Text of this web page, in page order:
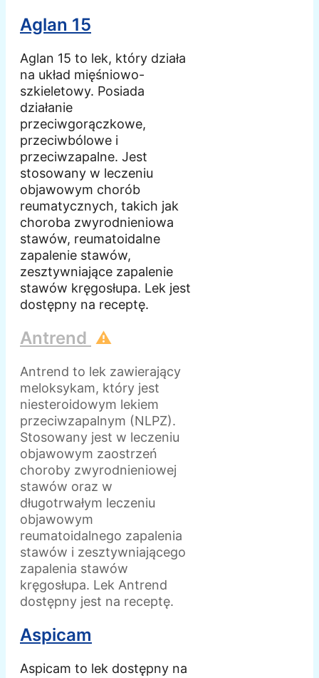
Aglan 15
Aglan 15 to lek, który działa
na układ mięśniowo-
szkieletowy. Posiada
działanie
przeciwgorączkowe,
przeciwbólowe i
przeciwzapalne. Jest
stosowany w leczeniu
objawowym chorób
reumatycznych, takich jak
choroba zwyrodnieniowa
stawów, reumatoidalne
zapalenie stawów,
zesztywniające zapalenie
stawów kręgosłupa. Lek jest
dostępny na receptę.
Antrend ⚠️
Antrend to lek zawierający
meloksykam, który jest
niesteroidowym lekiem
przeciwzapalnym (NLPZ).
Stosowany jest w leczeniu
objawowym zaostrzeń
choroby zwyrodnieniowej
stawów oraz w
długotrwałym leczeniu
objawowym
reumatoidalnego zapalenia
stawów i zesztywniającego
zapalenia stawów
kręgosłupa. Lek Antrend
dostępny jest na receptę.
Aspicam
Aspicam to lek dostępny na